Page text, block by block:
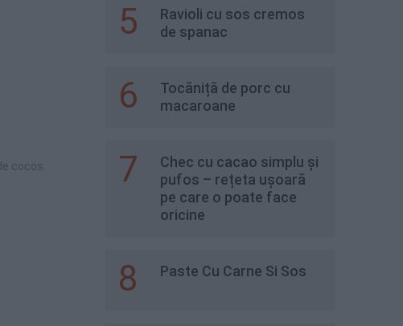
cocos.
5
Ravioli cu sos cremos
de spanac
6
Tocăniță de porc cu
macaroane
7
Chec cu cacao simplu și
pufos – rețeta ușoară
pe care o poate face
oricine
8 Paste Cu Carne Si Sos